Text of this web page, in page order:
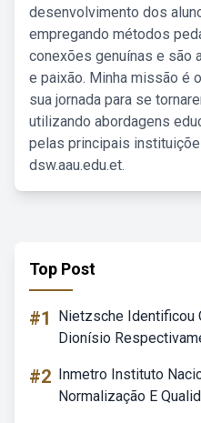
desenvolvimento dos
empregando métodos
conexões genuínas e são
e paixão. Minha missão é
sua jornada para se
utilizando abordagens
pelas principais
dsw.aau.edu.et.
Top Post
#1
Nietzsche Identificou
Dionísio
#2 Inmetro Instituto
Normalização E